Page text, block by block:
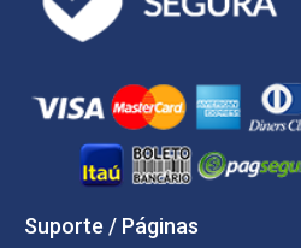
Suporte / Páginas